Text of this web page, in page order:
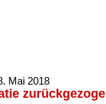
Mai 2018